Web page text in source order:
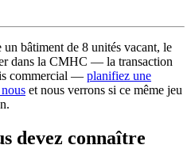
un bâtiment de 8 unités vacant, le
dans la CMHC — la transaction
commercial — planifiez une
et nous verrons si ce même jeu
devez connaître